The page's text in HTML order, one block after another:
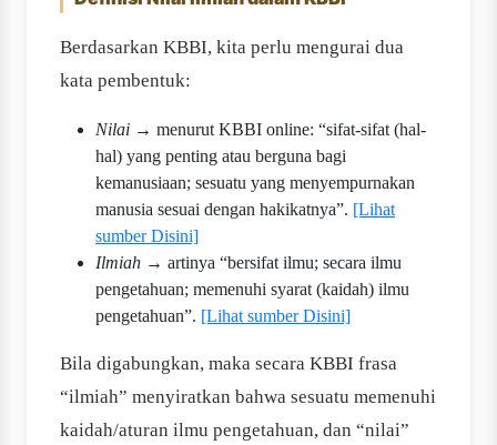
Berdasarkan KBBI, kita perlu mengurai dua
kata pembentuk:
Nilai → menurut KBBI online: “sifat-sifat (hal-
hal) yang penting atau berguna bagi
kemanusiaan; sesuatu yang menyempurnakan
manusia sesuai dengan hakikatnya”. [Lihat
sumber Disini]
Ilmiah → artinya “bersifat ilmu; secara ilmu
pengetahuan; memenuhi syarat (kaidah) ilmu
pengetahuan”. [Lihat sumber Disini]
Bila digabungkan, maka secara KBBI frasa
“ilmiah” menyiratkan bahwa sesuatu memenuhi
kaidah/aturan ilmu pengetahuan, dan “nilai”